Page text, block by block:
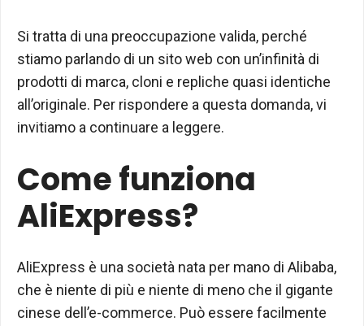
Si tratta di una preoccupazione valida, perché
stiamo parlando di un sito web con un’infinità di
prodotti di marca, cloni e repliche quasi identiche
all’originale. Per rispondere a questa domanda, vi
invitiamo a continuare a leggere.
Come funziona
AliExpress?
AliExpress è una società nata per mano di Alibaba,
che è niente di più e niente di meno che il gigante
cinese dell’e-commerce. Può essere facilmente